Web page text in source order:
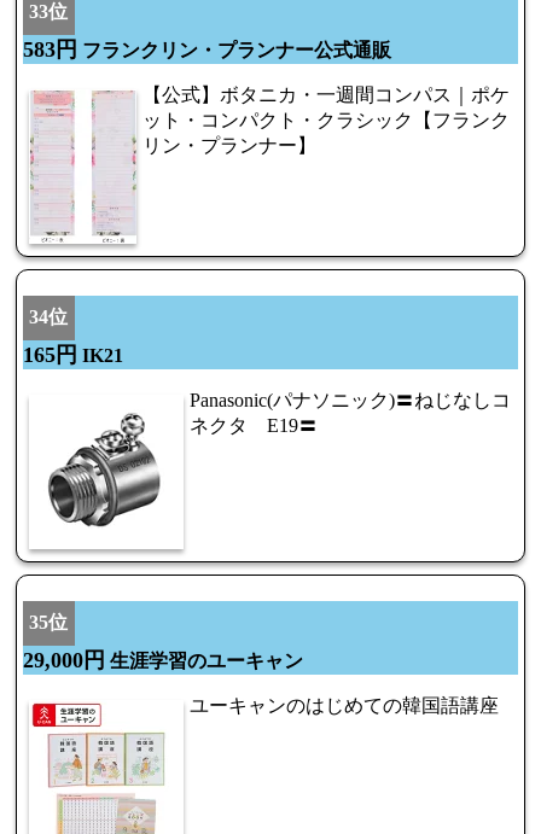
33位
583円 フランクリン・プランナー公式通販
【公式】ボタニカ・一週間コンパス｜ポケ
ット・コンパクト・クラシック【フランク
リン・プランナー】
34位
165円 IK21
Panasonic(パナソニック)〓ねじなしコ
ネクタ E19〓
35位
29,000円 生涯学習のユーキャン
ユーキャンのはじめての韓国語講座